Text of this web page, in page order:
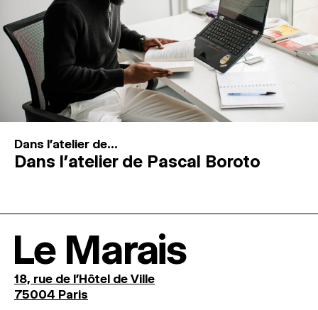
Dans l'atelier de...
Dans l’atelier de Pascal Boroto
Le Marais
18, rue de l'Hôtel de Ville
75004 Paris